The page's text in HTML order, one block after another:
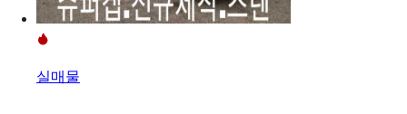
실매물